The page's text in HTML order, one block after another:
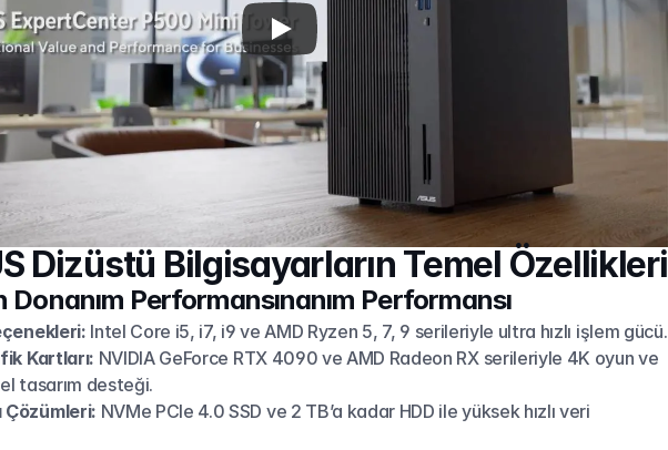
Dizüstü Bilgisayarların Temel Özellikleri
Donanım Performansınanım Performansı
Intel Core i5, i7, i9 ve AMD Ryzen 5, 7, 9 serileriyle ultra hızlı işlem gücü.
Kartları: NVIDIA GeForce RTX 4090 ve AMD Radeon RX serileriyle 4K oyun ve
tasarım desteği.
Çözümleri: NVMe PCIe 4.0 SSD ve 2 TB’a kadar HDD ile yüksek hızlı veri